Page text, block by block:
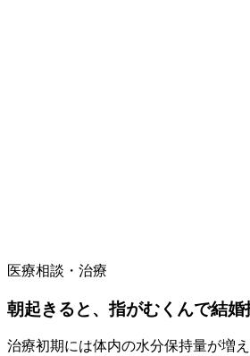
医療相談・治療
朝起きると、指がむくんで結婚
治療初期には体内の水分保持量が増